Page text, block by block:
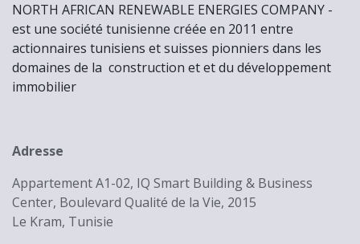
NORTH AFRICAN RENEWABLE ENERGIES COMPANY -
est une société tunisienne créée en 2011 entre
actionnaires tunisiens et suisses pionniers dans les
domaines de la construction et et du développement
immobilier
Adresse
Appartement A1-02, IQ Smart Building & Business
Center, Boulevard Qualité de la Vie, 2015
Le Kram, Tunisie